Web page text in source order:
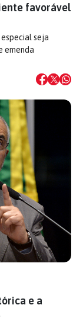
favorável
especial seja
emenda
e a